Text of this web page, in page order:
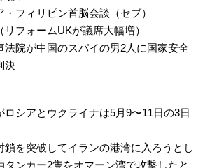
・フィリピン首脳会談（セブ）
リフォームUKが議席大幅増）
法院が中国のスパイの男2人に国家安全
決
ロシアとウクライナは5月9〜11日の3日
鎖を突破してイランの港湾に入ろうとし
タンカー2隻をオマーン湾で攻撃したと